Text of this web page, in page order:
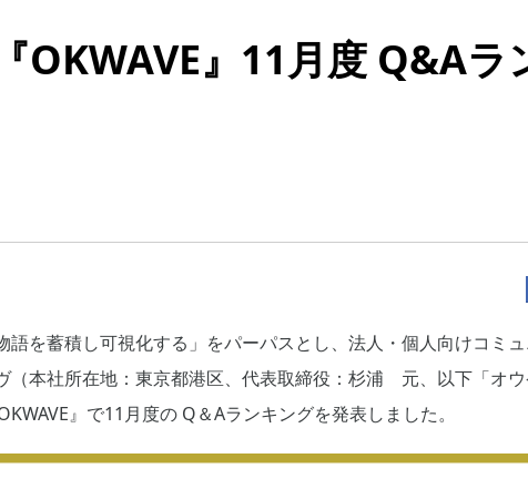
OKWAVE』11月度 Q&Aラ
語を蓄積し可視化する」をパーパスとし、法人・個人向けコミ
（本社所在地：東京都港区、代表取締役：杉浦 元、以下「オ
』で11月度の Q＆Aランキングを発表しました。